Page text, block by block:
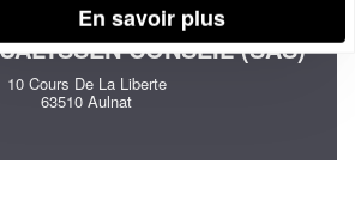
CONSEIL (SAS)
10 Cours De La Liberte
63510 Aulnat
En savoir plus